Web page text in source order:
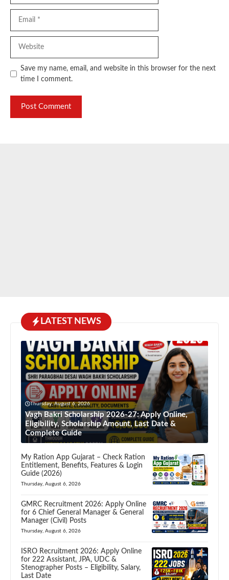
Save my name, email, and website in this browser for the next
time I comment.
LATEST NEWS
Thursday, August 6, 2026
Vagh Bakri Scholarship 2026-27: Apply Online,
Eligibility, Scholarship Amount, Last Date &
Complete Guide
My Ration App Gujarat – Check Ration
Entitlement, Benefits, Features & Login
Guide (2026)
Thursday, August 6, 2026
GMRC Recruitment 2026: Apply Online
for 6 Chief General Manager & General
Manager (Civil) Posts
Thursday, August 6, 2026
ISRO Recruitment 2026: Apply Online
for 222 Assistant, JPA, UDC &
Stenographer Posts – Eligibility, Salary,
Last Date